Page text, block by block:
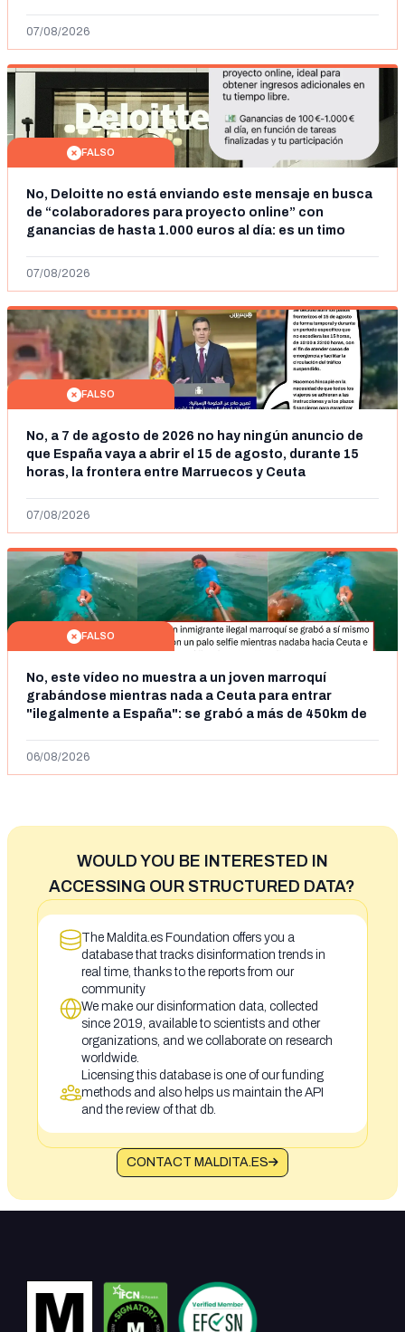
07/08/2026
FALSO
No, Deloitte no está enviando este mensaje en busca
de “colaboradores para proyecto online” con
ganancias de hasta 1.000 euros al día: es un timo
07/08/2026
FALSO
No, a 7 de agosto de 2026 no hay ningún anuncio de
que España vaya a abrir el 15 de agosto, durante 15
horas, la frontera entre Marruecos y Ceuta
07/08/2026
FALSO
No, este vídeo no muestra a un joven marroquí
grabándose mientras nada a Ceuta para entrar
"ilegalmente a España": se grabó a más de 450km de
06/08/2026
WOULD YOU BE INTERESTED IN
ACCESSING OUR STRUCTURED DATA?
The Maldita.es Foundation offers you a
database that tracks disinformation trends in
real time, thanks to the reports from our
community
We make our disinformation data, collected
since 2019, available to scientists and other
organizations, and we collaborate on research
worldwide.
Licensing this database is one of our funding
methods and also helps us maintain the API
and the review of that db.
CONTACT MALDITA.ES